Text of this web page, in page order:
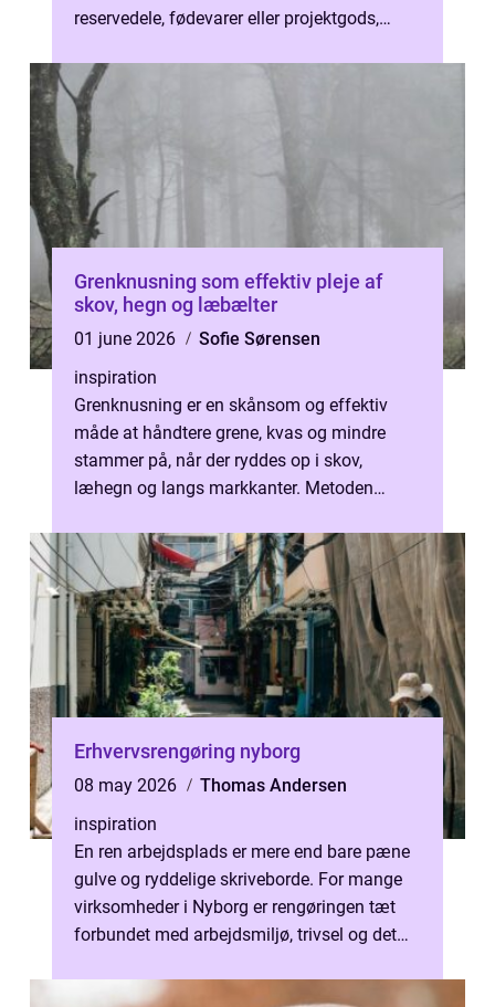
reservedele, fødevarer eller projektgods,
Grenknusning som effektiv pleje af
skov, hegn og læbælter
01 june 2026
Sofie Sørensen
inspiration
Grenknusning er en skånsom og effektiv
måde at håndtere grene, kvas og mindre
stammer på, når der ryddes op i skov,
læhegn og langs markkanter. Metoden
Erhvervsrengøring nyborg
08 may 2026
Thomas Andersen
inspiration
En ren arbejdsplads er mere end bare pæne
gulve og ryddelige skriveborde. For mange
virksomheder i Nyborg er rengøringen tæt
forbundet med arbejdsmiljø, trivsel og det